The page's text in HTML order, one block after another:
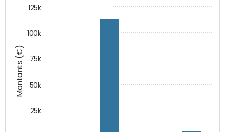
Montants (€)
25k
50k
75k
100k
125k